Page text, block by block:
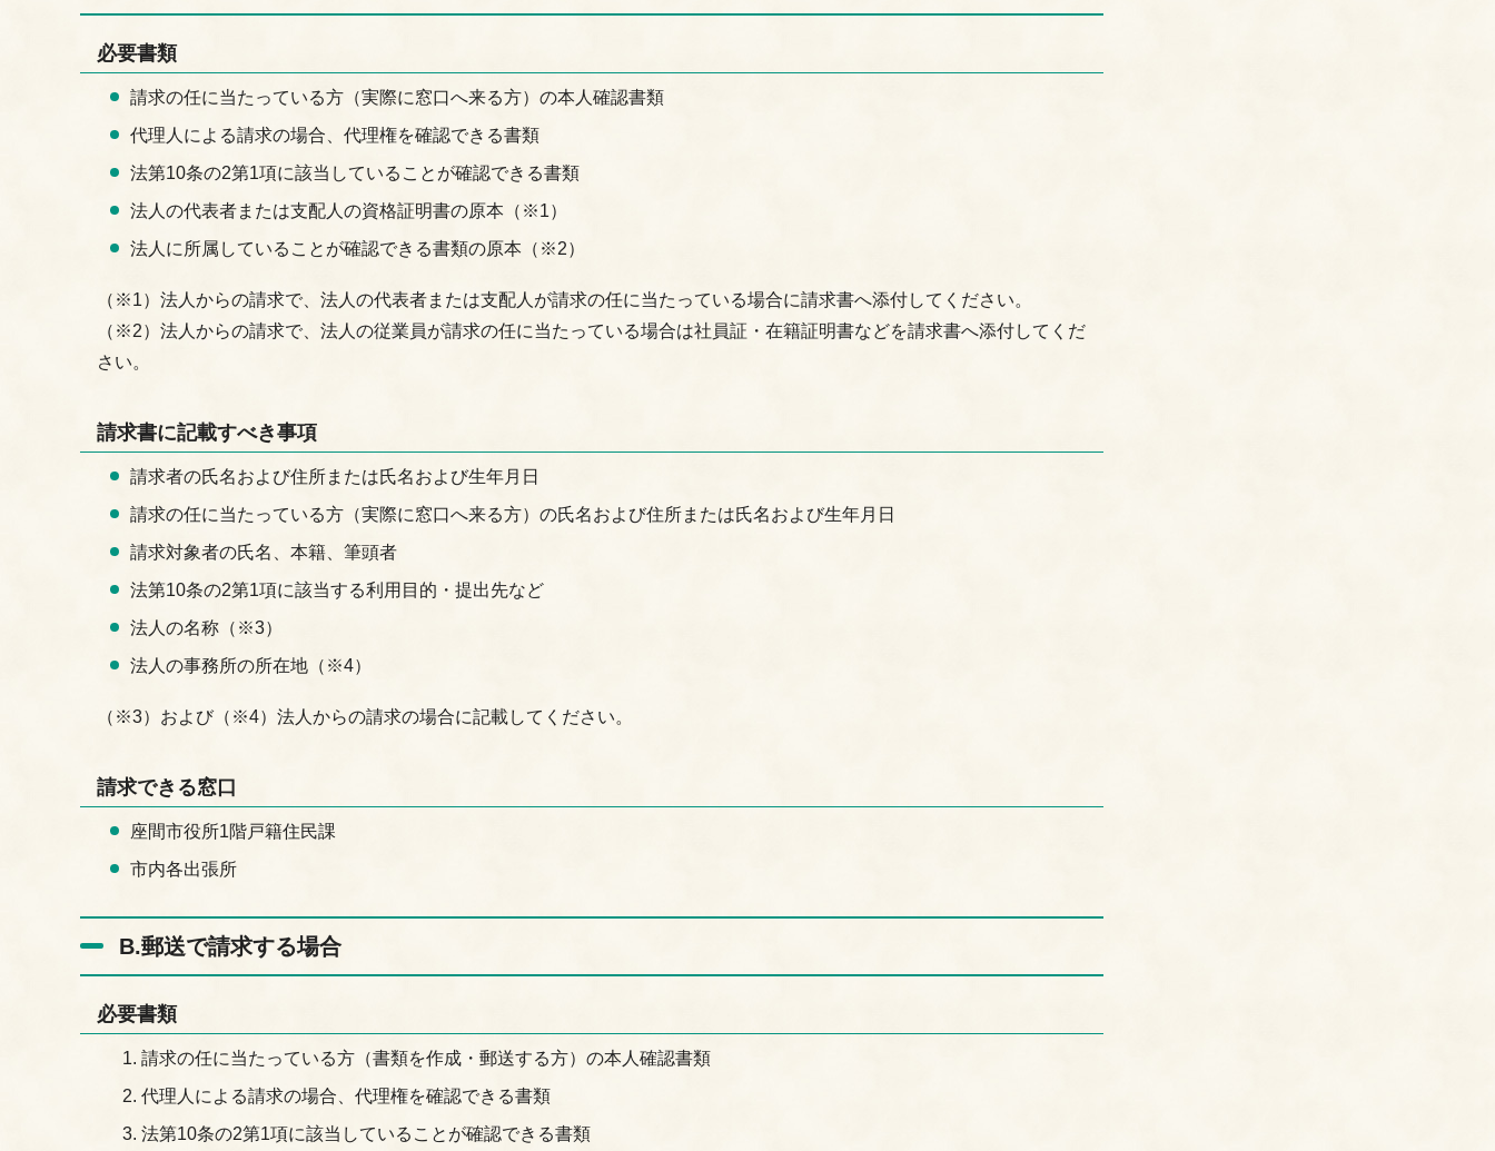
必要書類
請求の任に当たっている方（実際に窓口へ来る方）の本人確認書類
代理人による請求の場合、代理権を確認できる書類
法第10条の2第1項に該当していることが確認できる書類
法人の代表者または支配人の資格証明書の原本（※1）
法人に所属していることが確認できる書類の原本（※2）
（※1）法人からの請求で、法人の代表者または支配人が請求の任に当たっている場合に請求書へ添付してください。
（※2）法人からの請求で、法人の従業員が請求の任に当たっている場合は社員証・在籍証明書などを請求書へ添付してくだ
さい。
請求書に記載すべき事項
請求者の氏名および住所または氏名および生年月日
請求の任に当たっている方（実際に窓口へ来る方）の氏名および住所または氏名および生年月日
請求対象者の氏名、本籍、筆頭者
法第10条の2第1項に該当する利用目的・提出先など
法人の名称（※3）
法人の事務所の所在地（※4）
（※3）および（※4）法人からの請求の場合に記載してください。
請求できる窓口
座間市役所1階戸籍住民課
市内各出張所
B.郵送で請求する場合
必要書類
請求の任に当たっている方（書類を作成・郵送する方）の本人確認書類
代理人による請求の場合、代理権を確認できる書類
法第10条の2第1項に該当していることが確認できる書類